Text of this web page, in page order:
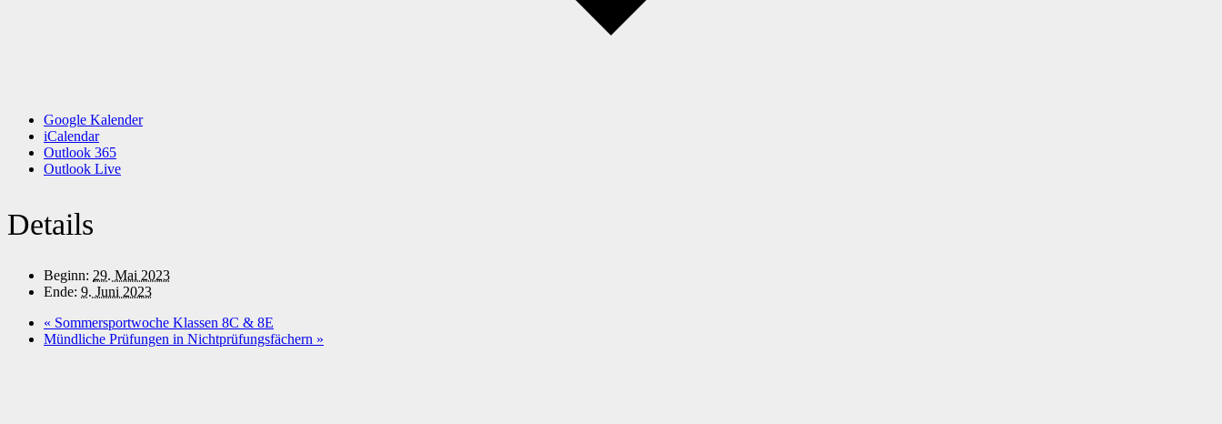
Google Kalender
iCalendar
Outlook 365
Outlook Live
Details
Beginn: 29. Mai 2023
Ende: 9. Juni 2023
« Sommersportwoche Klassen 8C & 8E
Mündliche Prüfungen in Nichtprüfungsfächern »